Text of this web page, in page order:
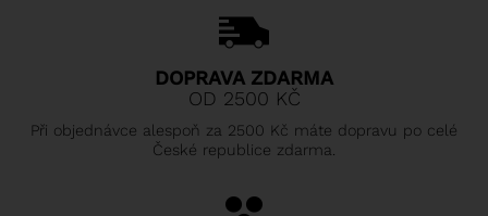
DOPRAVA ZDARMA
OD 2500 KČ
Při objednávce alespoň za 2500 Kč máte dopravu po celé
České republice zdarma.